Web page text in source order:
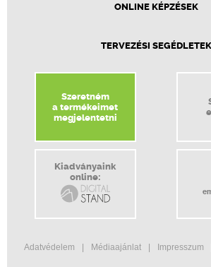
ONLINE KÉPZÉSEK
TERVEZÉSI SEGÉDLETEK
Szeretném
a termékeimet
megjelentetni
Kiadványaink
online:
Adatvédelem Médiaajánlat Impresszum